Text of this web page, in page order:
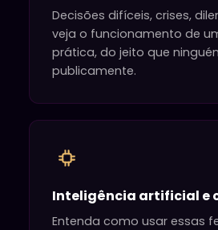
Decisões difíceis, crises,
veja o funcionamento de
prática, do jeito que
publicamente.
Inteligência artificial e
Entenda como usar essas